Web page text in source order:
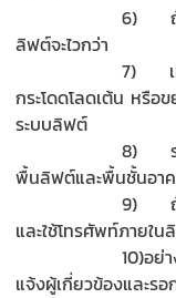
6) ถ้า
ลิฟต์จะไวกว่า
7) เมื่
กระโดดโลดเต้น หรื
ระบบลิฟต์
8) ระ
พื้นลิฟต์และพื้นชั้นอา
9) ถ้า
และใช้โทรศัพท์ภายใ
10)อย่
แจ้งผู้เกี่ยวข้องและรอ